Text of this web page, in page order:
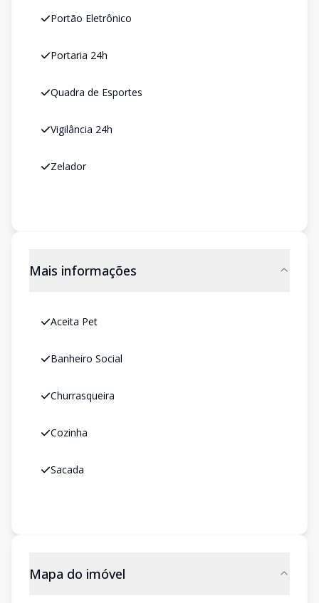
Portão Eletrônico
Portaria 24h
Quadra de Esportes
Vigilância 24h
Zelador
Mais informações
Aceita Pet
Banheiro Social
Churrasqueira
Cozinha
Sacada
Mapa do imóvel